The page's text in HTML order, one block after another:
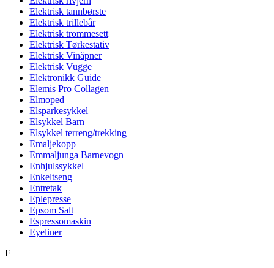
Elektrisk tannbørste
Elektrisk trillebår
Elektrisk trommesett
Elektrisk Tørkestativ
Elektrisk Vinåpner
Elektrisk Vugge
Elektronikk Guide
Elemis Pro Collagen
Elmoped
Elsparkesykkel
Elsykkel Barn
Elsykkel terreng/trekking
Emaljekopp
Emmaljunga Barnevogn
Enhjulssykkel
Enkeltseng
Entretak
Eplepresse
Epsom Salt
Espressomaskin
Eyeliner
F